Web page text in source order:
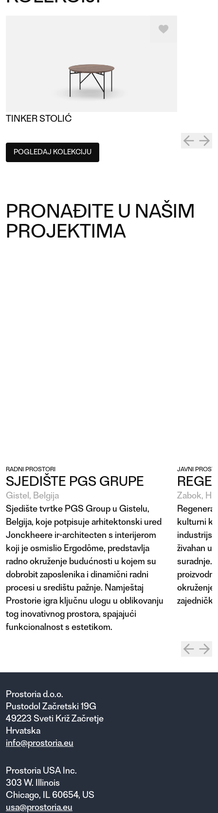
TINKER STOLIĆ
POGLEDAJ KOLEKCIJU
PRONAĐITE U NAŠIM
PROJEKTIMA
RADNI PROSTORI
SJEDIŠTE PGS GRUPE
Gistel, Belgija
Sjedište tvrtke PGS Group u Gistelu,
Belgija, koje potpisuje arhitektonski ured
Jonckheere ir-architecten s interijerom
koji je osmislio Ergodôme, predstavlja
radno okruženje budućnosti u kojem su
dobrobit zaposlenika i dinamični radni
procesi u središtu pažnje. Namještaj
Prostorie igra ključnu ulogu u oblikovanju
tog inovativnog prostora, spajajući
funkcionalnost s estetikom.
JAVNI
Zabok,
kulturni
živahan
suradnje.
okruženje
zajednički
Prostoria d.o.o.
Pustodol Začretski 19G
49223 Sveti Križ Začretje
Hrvatska
info@prostoria.eu
Prostoria USA Inc.
303 W. Illinois
Chicago, IL 60654, US
usa@prostoria.eu